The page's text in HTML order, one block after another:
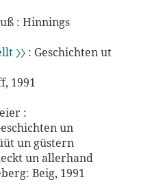
: Hinnings
〉〉 : Geschichten ut
1991
:
un
un güstern
un allerhand
Beig, 1991